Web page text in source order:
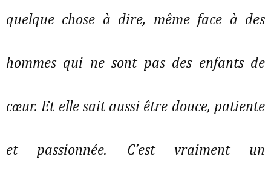
quelque chose à dire, même face à des
hommes qui ne sont pas des enfants de
cœur. Et elle sait aussi être douce, patiente
et passionnée. C’est vraiment un